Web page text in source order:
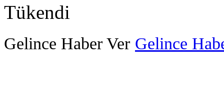
Tükendi
Gelince Haber Ver Gelince